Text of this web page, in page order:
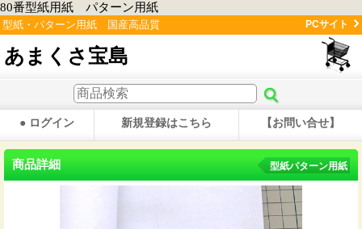
80番型紙用紙 パターン用紙
型紙・パターン用紙 国産高品質 PCサイト
あまくさ宝島
● ログイン 新規登録はこちら 【お問い合せ】
商品詳細 型紙パターン用紙